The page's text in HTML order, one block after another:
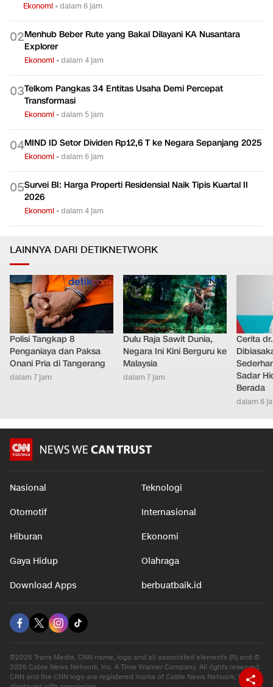
Ekonomi •dalam 6 jam
02Menhub Beber Rute yang Bakal Dilayani KA Nusantara
Explorer
Ekonomi •dalam 4 jam
03Telkom Pangkas 34 Entitas Usaha Demi Percepat
Transformasi
Ekonomi •dalam 5 jam
04MIND ID Setor Dividen Rp12,6 T ke Negara Sepanjang 2025
Ekonomi •dalam 6 jam
05Survei BI: Harga Properti Residensial Naik Tipis Kuartal II
2026
Ekonomi •dalam 4 jam
LAINNYA DARI DETIKNETWORK
Polisi Tangkap 8
Penganiaya dan Paksa
Onani Pria di Tangerang
dalam 7 jam
Dulu Raja Sawit Dunia,
Negara Ini Kini Berguru ke
Malaysia
dalam 7 jam
Cerita
Sadar
Berada
dalam 6
Nasional Teknologi
Otomotif Internasional
Hiburan Ekonomi
Gaya Hidup Olahraga
Download Apps berbuatbaik.id
©2026 Trans Media, CNN name, logo and all associated elements (R) and ©
2026 Cable News Network, Inc. A Time Warner Company. All rights reserved.
CNN and the CNN logo are registered marks of Cable News Network, Inc.,